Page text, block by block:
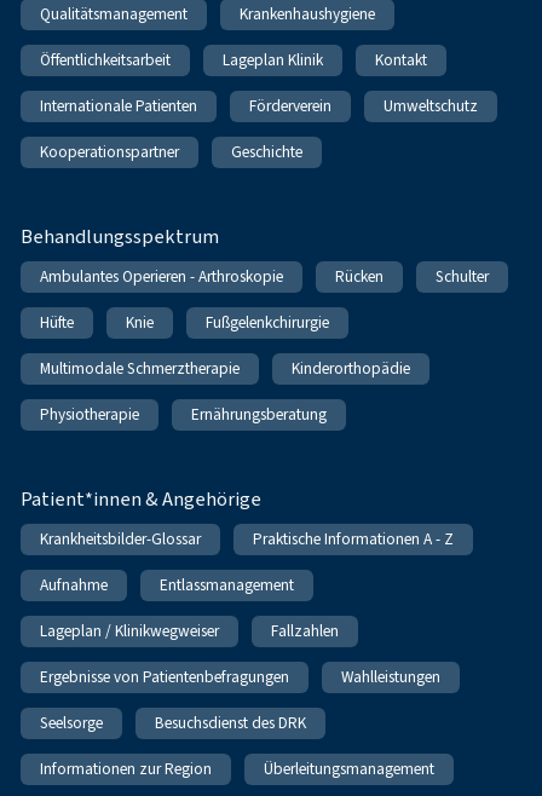
Qualitätsmanagement Krankenhaushygiene
Öffentlichkeitsarbeit Lageplan Klinik Kontakt
Internationale Patienten Förderverein Umweltschutz
Kooperationspartner Geschichte
Behandlungsspektrum
Ambulantes Operieren - Arthroskopie Rücken Schulter
Hüfte Knie Fußgelenkchirurgie
Multimodale Schmerztherapie Kinderorthopädie
Physiotherapie Ernährungsberatung
Patient*innen & Angehörige
Krankheitsbilder-Glossar Praktische Informationen A - Z
Aufnahme Entlassmanagement
Lageplan / Klinikwegweiser Fallzahlen
Ergebnisse von Patientenbefragungen Wahlleistungen
Seelsorge Besuchsdienst des DRK
Informationen zur Region Überleitungsmanagement